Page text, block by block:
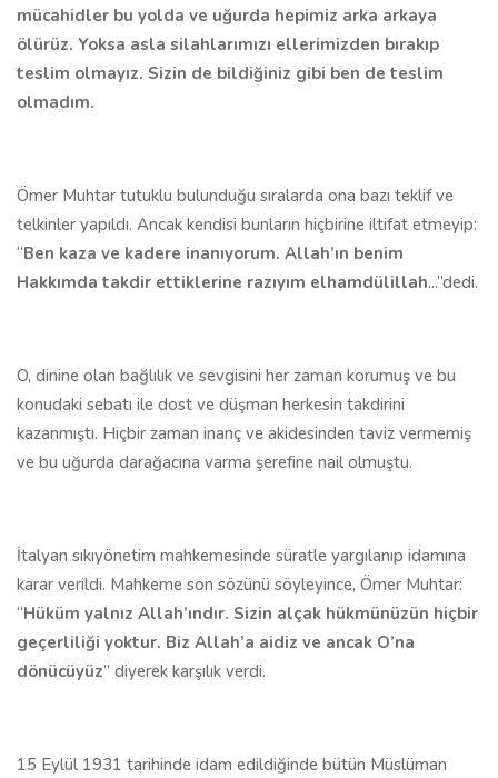
mücahidler bu yolda ve uğurda hepimiz arka arkaya
ölürüz. Yoksa asla silahlarımızı ellerimizden bırakıp
teslim olmayız. Sizin de bildiğiniz gibi ben de teslim
olmadım.
Ömer Muhtar tutuklu bulunduğu sıralarda ona bazı teklif ve
telkinler yapıldı. Ancak kendisi bunların hiçbirine iltifat etmeyip:
“Ben kaza ve kadere inanıyorum. Allah’ın benim
Hakkımda takdir ettiklerine razıyım elhamdülillah...”dedi.
O, dinine olan bağlılık ve sevgisini her zaman korumuş ve bu
konudaki sebatı ile dost ve düşman herkesin takdirini
kazanmıştı. Hiçbir zaman inanç ve akidesinden taviz vermemiş
ve bu uğurda darağacına varma şerefine nail olmuştu.
İtalyan sıkıyönetim mahkemesinde süratle yargılanıp idamına
karar verildi. Mahkeme son sözünü söyleyince, Ömer Muhtar:
“Hüküm yalnız Allah’ındır. Sizin alçak hükmünüzün hiçbir
geçerliliği yoktur. Biz Allah’a aidiz ve ancak O’na
dönücüyüz” diyerek karşılık verdi.
15 Eylül 1931 tarihinde idam edildiğinde bütün Müslüman